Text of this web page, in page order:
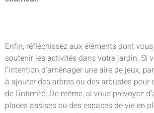
Enfin, réfléchissez aux éléments dont
soutenir les activités dans votre jardin. Si
l’intention d’aménager une aire de jeux,
à ajouter des arbres ou des arbustes pour
de l’intimité. De même, si vous prévoyez
places assises ou des espaces de vie en